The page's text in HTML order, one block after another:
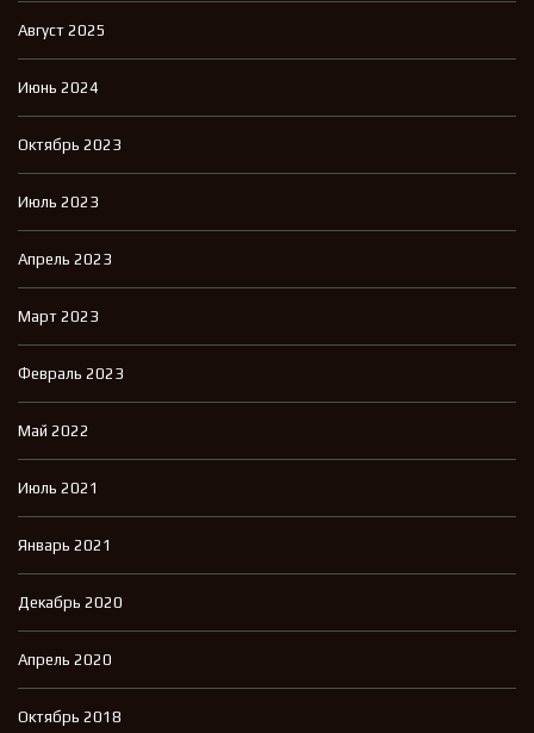
Август 2025
Июнь 2024
Октябрь 2023
Июль 2023
Апрель 2023
Март 2023
Февраль 2023
Май 2022
Июль 2021
Январь 2021
Декабрь 2020
Апрель 2020
Октябрь 2018